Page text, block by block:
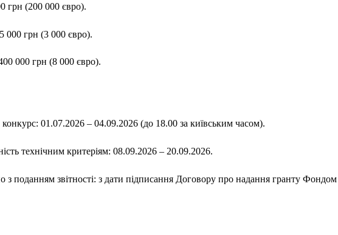
грн (200 000 євро).
000 грн (3 000 євро).
000 грн (8 000 євро).
01.07.2026 – 04.09.2026 (до 18.00 за київським часом).
технічним критеріям: 08.09.2026 – 20.09.2026.
з поданням звітності: з дати підписання Договору про надання гранту